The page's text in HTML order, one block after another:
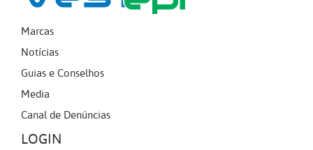
Marcas
Notícias
Guias e Conselhos
Media
Canal de Denúncias
LOGIN